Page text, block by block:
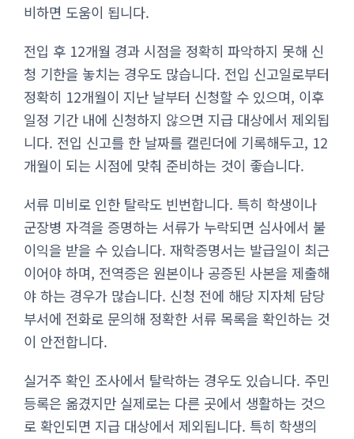
비하면 도움이 됩니다.
전입 후 12개월 경과 시점을 정확히 파악하지 못해 신
청 기한을 놓치는 경우도 많습니다. 전입 신고일로부터
정확히 12개월이 지난 날부터 신청할 수 있으며, 이후
일정 기간 내에 신청하지 않으면 지급 대상에서 제외됩
니다. 전입 신고를 한 날짜를 캘린더에 기록해두고, 12
개월이 되는 시점에 맞춰 준비하는 것이 좋습니다.
서류 미비로 인한 탈락도 빈번합니다. 특히 학생이나
군장병 자격을 증명하는 서류가 누락되면 심사에서 불
이익을 받을 수 있습니다. 재학증명서는 발급일이 최근
이어야 하며, 전역증은 원본이나 공증된 사본을 제출해
야 하는 경우가 많습니다. 신청 전에 해당 지자체 담당
부서에 전화로 문의해 정확한 서류 목록을 확인하는 것
이 안전합니다.
실거주 확인 조사에서 탈락하는 경우도 있습니다. 주민
등록은 옮겼지만 실제로는 다른 곳에서 생활하는 것으
로 확인되면 지급 대상에서 제외됩니다. 특히 학생의